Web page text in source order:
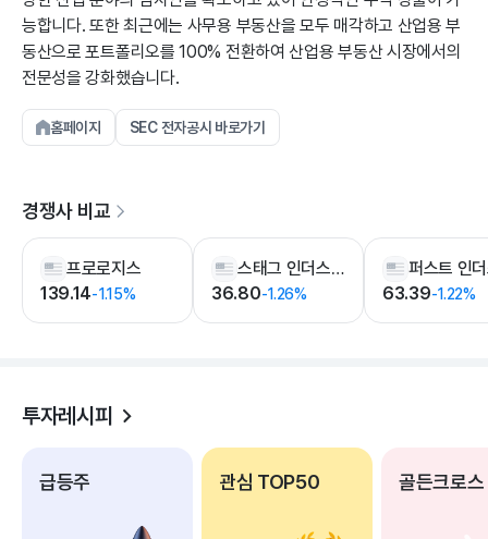
능합니다. 또한 최근에는 사무용 부동산을 모두 매각하고 산업용 부
동산으로 포트폴리오를 100% 전환하여 산업용 부동산 시장에서의
전문성을 강화했습니다.
홈페이지 SEC 전자공시 바로가기
경쟁사 비교
프로로지스
139.14-1.15%
스태그 인더스트리얼
36.80-1.26% 63.39-1.22%
투자레시피
급등주 관심 TOP50 골든크로스